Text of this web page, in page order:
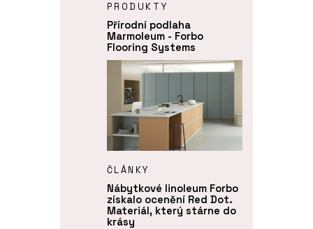
PRODUKTY
Přírodní podlaha
Marmoleum - Forbo
Flooring Systems
ČLÁNKY
Nábytkové linoleum Forbo
získalo ocenění Red Dot.
Materiál, který stárne do
krásy